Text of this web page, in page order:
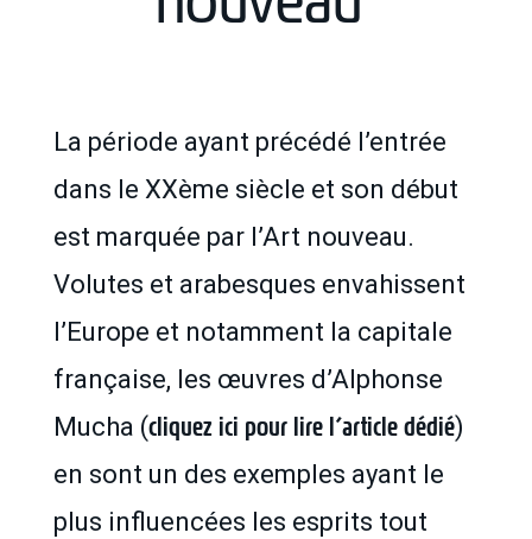
La période ayant précédé l’entrée
dans le XXème siècle et son début
est marquée par l’Art nouveau.
Volutes et arabesques envahissent
l’Europe et notamment la capitale
française, les œuvres d’Alphonse
Mucha (cliquez ici pour lire l’article dédié)
en sont un des exemples ayant le
plus influencées les esprits tout